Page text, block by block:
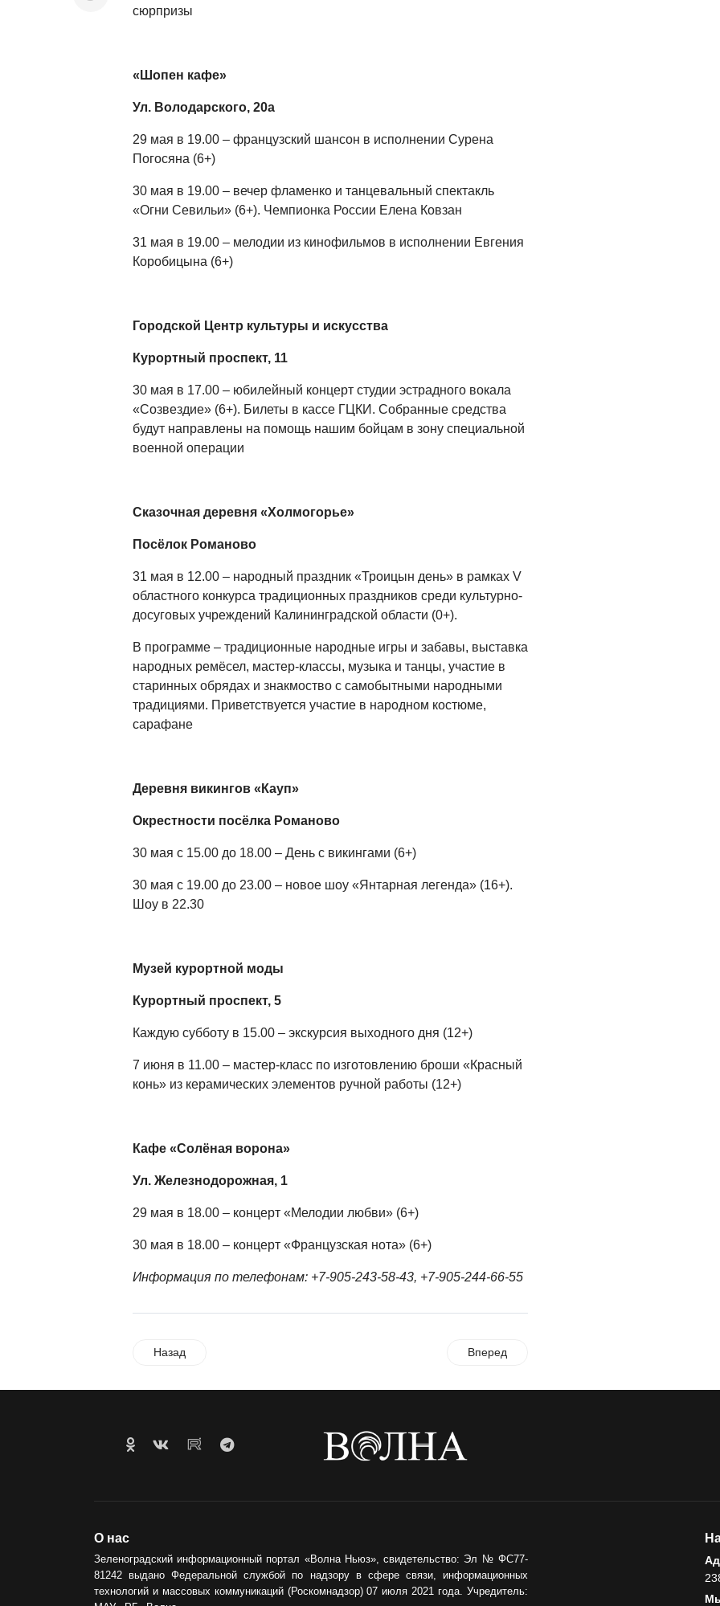
сюрпризы
«Шопен кафе»
Ул. Володарского, 20а
29 мая в 19.00 – французский шансон в исполнении Сурена
Погосяна (6+)
30 мая в 19.00 – вечер фламенко и танцевальный спектакль
«Огни Севильи» (6+). Чемпионка России Елена Ковзан
31 мая в 19.00 – мелодии из кинофильмов в исполнении Евгения
Коробицына (6+)
Городской Центр культуры и искусства
Курортный проспект, 11
30 мая в 17.00 – юбилейный концерт студии эстрадного вокала
«Созвездие» (6+). Билеты в кассе ГЦКИ. Собранные средства
будут направлены на помощь нашим бойцам в зону специальной
военной операции
Сказочная деревня «Холмогорье»
Посёлок Романово
31 мая в 12.00 – народный праздник «Троицын день» в рамках V
областного конкурса традиционных праздников среди культурно-
досуговых учреждений Калининградской области (0+).
В программе – традиционные народные игры и забавы, выставка
народных ремёсел, мастер-классы, музыка и танцы, участие в
старинных обрядах и знакмоство с самобытными народными
традициями. Приветствуется участие в народном костюме,
сарафане
Деревня викингов «Кауп»
Окрестности посёлка Романово
30 мая с 15.00 до 18.00 – День с викингами (6+)
30 мая с 19.00 до 23.00 – новое шоу «Янтарная легенда» (16+).
Шоу в 22.30
Музей курортной моды
Курортный проспект, 5
Каждую субботу в 15.00 – экскурсия выходного дня (12+)
7 июня в 11.00 – мастер-класс по изготовлению броши «Красный
конь» из керамических элементов ручной работы (12+)
Кафе «Солёная ворона»
Ул. Железнодорожная, 1
29 мая в 18.00 – концерт «Мелодии любви» (6+)
30 мая в 18.00 – концерт «Французская нота» (6+)
Информация по телефонам: +7-905-243-58-43, +7-905-244-66-55
Назад Вперед
О нас
Зеленоградский информационный портал «Волна Ньюз», свидетельство: Эл № ФС77-
81242 выдано Федеральной службой по надзору в сфере связи, информационных
технологий и массовых коммуникаций (Роскомнадзор) 07 июля 2021 года. Учредитель: